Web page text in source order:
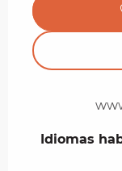
Idiomas
Idiomas